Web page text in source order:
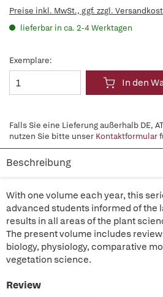
Preise inkl. MwSt., ggf. zzgl.
lieferbar in ca. 2-4 Werktagen
Exemplare:
In den
Falls Sie eine Lieferung außerhalb DE,
nutzen Sie bitte unser Kontaktformular
Beschreibung
With one volume each year, this
advanced students informed of the
results in all areas of the plant
The present volume includes
biology, physiology, comparative
vegetation science.
Review